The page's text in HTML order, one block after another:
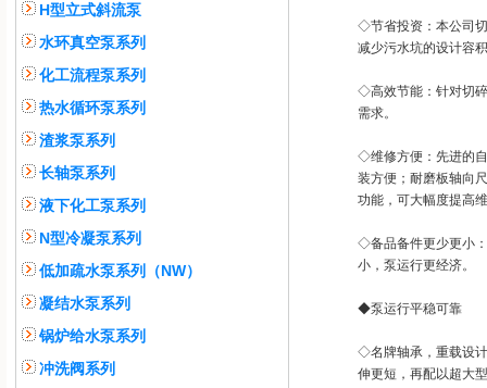
H型立式斜流泵
水环真空泵系列
化工流程泵系列
热水循环泵系列
渣浆泵系列
长轴泵系列
液下化工泵系列
N型冷凝泵系列
低加疏水泵系列（NW）
凝结水泵系列
锅炉给水泵系列
冲洗阀系列
◇节省投资：本公司
减少污水坑的设计容
◇高效节能：针对切
需求。
◇维修方便：先进的
装方便；耐磨板轴向
功能，可大幅度提高
◇备品备件更少更小
小，泵运行更经济。
◆泵运行平稳可靠
◇名牌轴承，重载设
伸更短，再配以超大